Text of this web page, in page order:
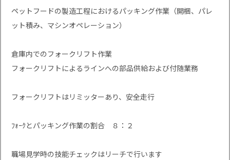
ペットフードの製造工程におけるパッキング作業（開梱、パレ
ット積み、マシンオペレーション）
倉庫内でのフォークリフト作業
フォークリフトによるラインへの部品供給および付随業務
フォークリフトはリミッターあり、安全走行
ﾌｫｰｸとパッキング作業の割合 ８：２
職場見学時の技能チェックはリーチで行います